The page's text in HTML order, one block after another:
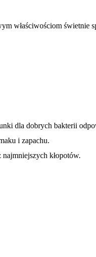
właściwościom świetnie
dla dobrych bakterii
i zapachu.
kłopotów.